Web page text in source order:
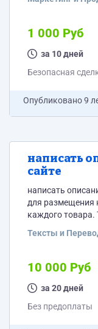
1 000 Руб
за 10 дней
Безопасная
Опубликовано9
написать
сайте
написать
для размещения
каждого товара.
покупательский
до 500 символов
Тексты и
10 000 Руб
за 20 дней
Без предоплаты